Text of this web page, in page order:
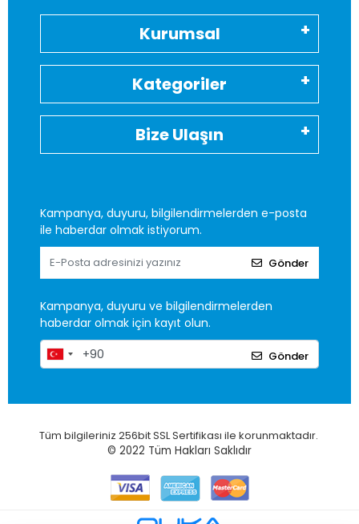
Kurumsal
Kategoriler
Bize Ulaşın
Kampanya, duyuru, bilgilendirmelerden e-posta
ile haberdar olmak istiyorum.
Gönder
Kampanya, duyuru ve bilgilendirmelerden
haberdar olmak için kayıt olun.
Gönder
Tüm bilgileriniz 256bit SSL Sertifikası ile korunmaktadır.
© 2022 Tüm Hakları Saklıdır